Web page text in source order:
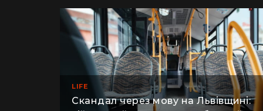
LIFE
Скандал через мову на Львівщині: